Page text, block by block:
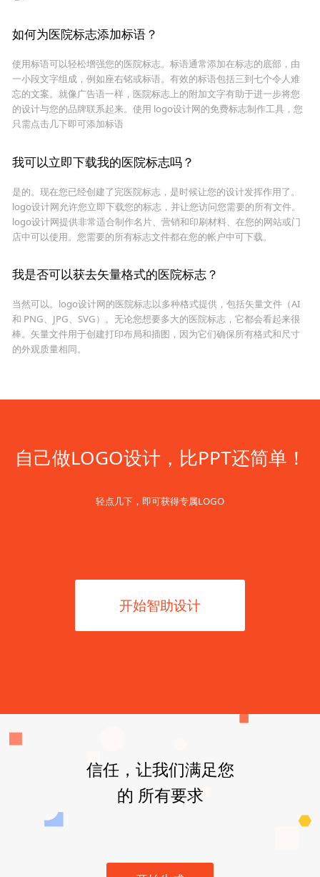
如何为医院标志添加标语？
使用标语可以轻松增强您的医院标志。标语通常添加在标志的底部，由
一小段文字组成，例如座右铭或标语。有效的标语包括三到七个令人难
忘的文案。就像广告语一样，医院标志上的附加文字有助于进一步将您
的设计与您的品牌联系起来。使用 logo设计网的免费标志制作工具，您
只需点击几下即可添加标语
我可以立即下载我的医院标志吗？
是的。现在您已经创建了完医院标志，是时候让您的设计发挥作用了。
logo设计网允许您立即下载您的标志，并让您访问您需要的所有文件。
logo设计网提供非常适合制作名片、营销和印刷材料、在您的网站或门
店中可以使用。您需要的所有标志文件都在您的帐户中可下载。
我是否可以获去矢量格式的医院标志？
当然可以。logo设计网的医院标志以多种格式提供，包括矢量文件（AI
和 PNG、JPG、SVG）。无论您想要多大的医院标志，它都会看起来很
棒。矢量文件用于创建打印布局和插图，因为它们确保所有格式和尺寸
的外观质量相同。
自己做LOGO设计，比PPT还简单！
轻点几下，即可获得专属LOGO
开始智助设计
信任，让我们满足您
的 所有要求